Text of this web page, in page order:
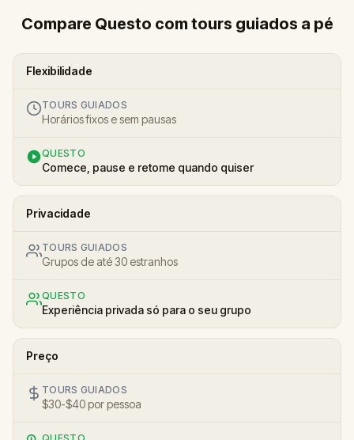
Compare Questo com tours guiados a pé
Flexibilidade
TOURS GUIADOS
Horários fixos e sem pausas
QUESTO
Comece, pause e retome quando quiser
Privacidade
TOURS GUIADOS
Grupos de até 30 estranhos
QUESTO
Experiência privada só para o seu grupo
Preço
TOURS GUIADOS
$30-$40 por pessoa